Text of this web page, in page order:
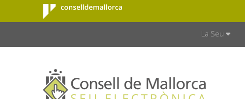
Salta al contingut principal
Consell de
Mallorca
La Seu